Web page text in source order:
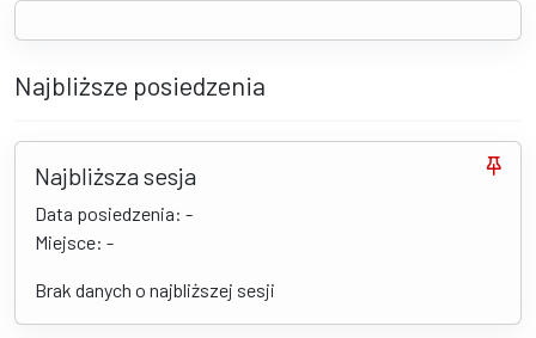
Najbliższe posiedzenia
Najbliższa sesja
Data posiedzenia: -
Miejsce: -
Brak danych o najbliższej sesji